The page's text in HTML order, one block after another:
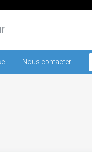
Nous contacter